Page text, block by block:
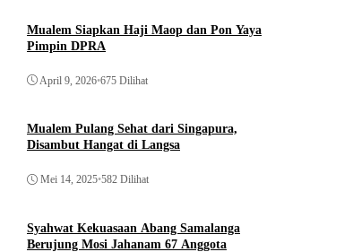
Mualem Siapkan Haji Maop dan Pon Yaya
Pimpin DPRA
April 9, 2026•675 Dilihat
Mualem Pulang Sehat dari Singapura,
Disambut Hangat di Langsa
Mei 14, 2025•582 Dilihat
Syahwat Kekuasaan Abang Samalanga
Berujung Mosi Jahanam 67 Anggota